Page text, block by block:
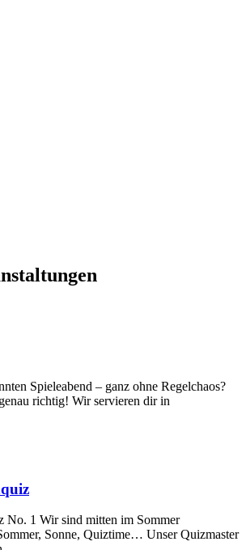
Spieleabend – ganz ohne Regelchaos?
richtig! Wir servieren dir in
No. 1 Wir sind mitten im Sommer
Sonne, Quiztime… Unser Quizmaster